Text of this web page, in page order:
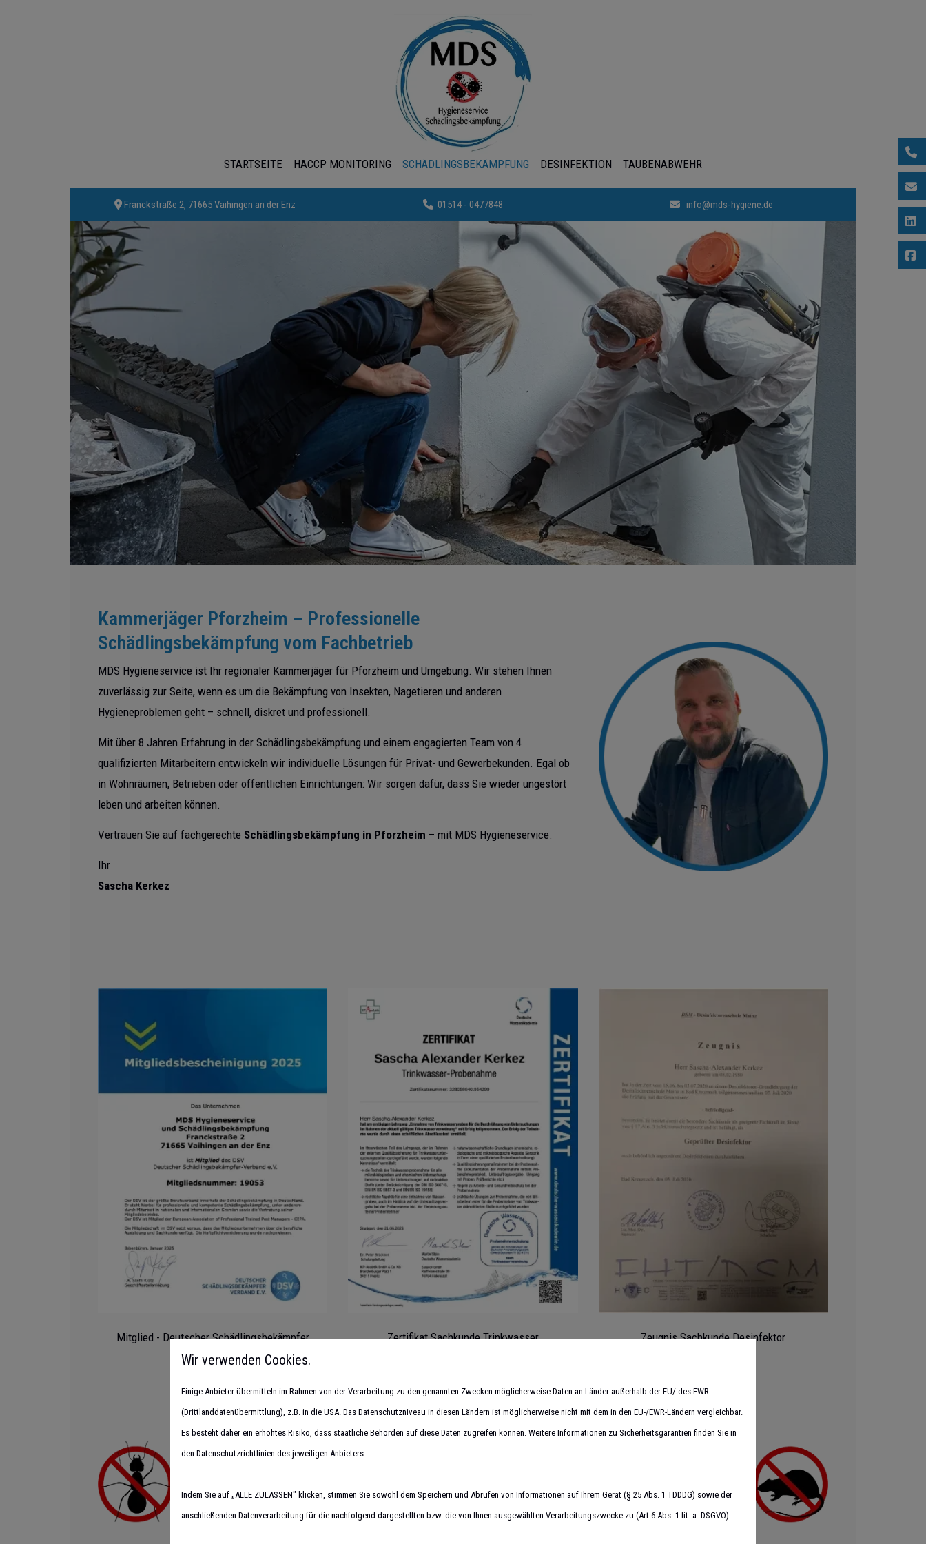
E-
STARTSEITE HACCP MONITORING SCHÄDLINGSBEKÄMPFUNG DESINFEKTION TAUBENABWEHR
Franckstraße 2, 71665 Vaihingen an der Enz 01514 - 0477848 info@mds-hygiene.de
Kammerjäger Pforzheim – Professionelle
Schädlingsbekämpfung vom Fachbetrieb
MDS Hygieneservice ist Ihr regionaler Kammerjäger für Pforzheim und Umgebung. Wir stehen Ihnen
zuverlässig zur Seite, wenn es um die Bekämpfung von Insekten, Nagetieren und anderen
Hygieneproblemen geht – schnell, diskret und professionell.
Mit über 8 Jahren Erfahrung in der Schädlingsbekämpfung und einem engagierten Team von 4
qualifizierten Mitarbeitern entwickeln wir individuelle Lösungen für Privat- und Gewerbekunden. Egal ob
in Wohnräumen, Betrieben oder öffentlichen Einrichtungen: Wir sorgen dafür, dass Sie wieder ungestört
leben und arbeiten können.
Vertrauen Sie auf fachgerechte Schädlingsbekämpfung in Pforzheim – mit MDS Hygieneservice.
Ihr
Sascha Kerkez
Mitglied - Deutscher Schädlingsbekämpfer
Verband e.V.
Zertifikat Sachkunde Trinkwasser Zeugnis Sachkunde Desinfektor
Wir verwenden Cookies.
Einige Anbieter übermitteln im Rahmen von der Verarbeitung zu den genannten Zwecken möglicherweise Daten an Länder außerhalb der EU/ des EWR
(Drittlanddatenübermittlung), z.B. in die USA. Das Datenschutzniveau in diesen Ländern ist möglicherweise nicht mit dem in den EU-/EWR-Ländern vergleichbar.
Es besteht daher ein erhöhtes Risiko, dass staatliche Behörden auf diese Daten zugreifen können. Weitere Informationen zu Sicherheitsgarantien finden Sie in
den Datenschutzrichtlinien des jeweiligen Anbieters.
Indem Sie auf „ALLE ZULASSEN" klicken, stimmen Sie sowohl dem Speichern und Abrufen von Informationen auf Ihrem Gerät (§ 25 Abs. 1 TDDDG) sowie der
anschließenden Datenverarbeitung für die nachfolgend dargestellten bzw. die von Ihnen ausgewählten Verarbeitungszwecke zu (Art 6 Abs. 1 lit. a. DSGVO).